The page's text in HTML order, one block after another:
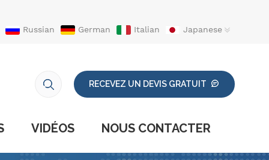
Russian German Italian Japanese
RECEVEZ UN DEVIS GRATUIT
VIDÉOS NOUS CONTACTER